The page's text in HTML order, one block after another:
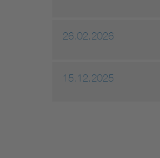
26.02.2026
15.12.2025